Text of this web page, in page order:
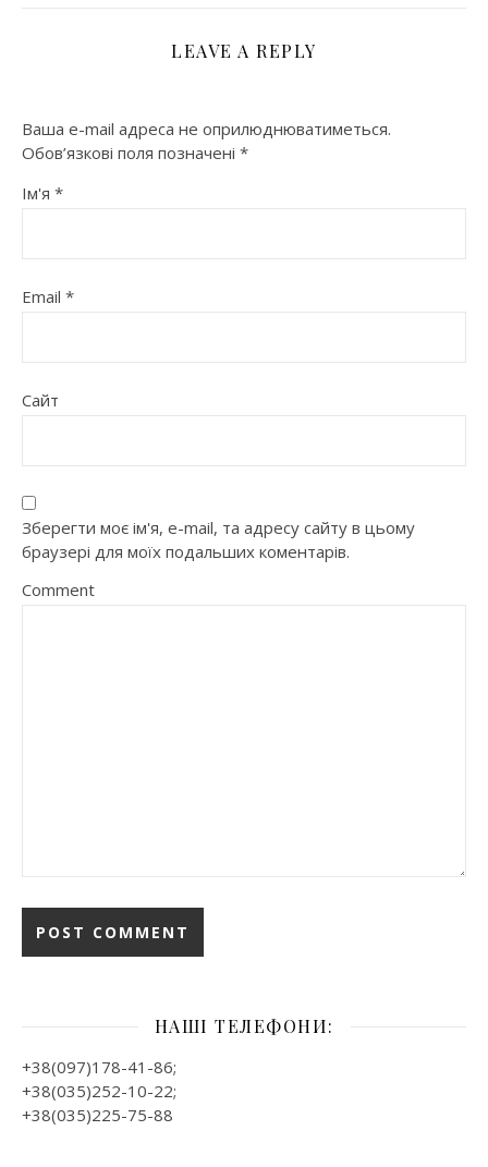
LEAVE A REPLY
Ваша e-mail адреса не оприлюднюватиметься.
Обов’язкові поля позначені *
Ім'я *
Email *
Сайт
Зберегти моє ім'я, e-mail, та адресу сайту в цьому
браузері для моїх подальших коментарів.
Comment
НАШІ ТЕЛЕФОНИ:
+38(097)178-41-86;
+38(035)252-10-22;
+38(035)225-75-88